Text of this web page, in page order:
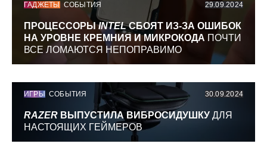
ГАДЖЕТЫ СОБЫТИЯ 29.09.2024
ПРОЦЕССОРЫINTELСБОЯТ ИЗ-ЗА ОШИБОК
НА УРОВНЕ КРЕМНИЯ И МИКРОКОДА ПОЧТИ
ВСЕ ЛОМАЮТСЯ НЕПОПРАВИМО
ИГРЫ СОБЫТИЯ 30.09.2024
RAZER ВЫПУСТИЛА ВИБРОСИДУШКУ ДЛЯ
НАСТОЯЩИХ ГЕЙМЕРОВ